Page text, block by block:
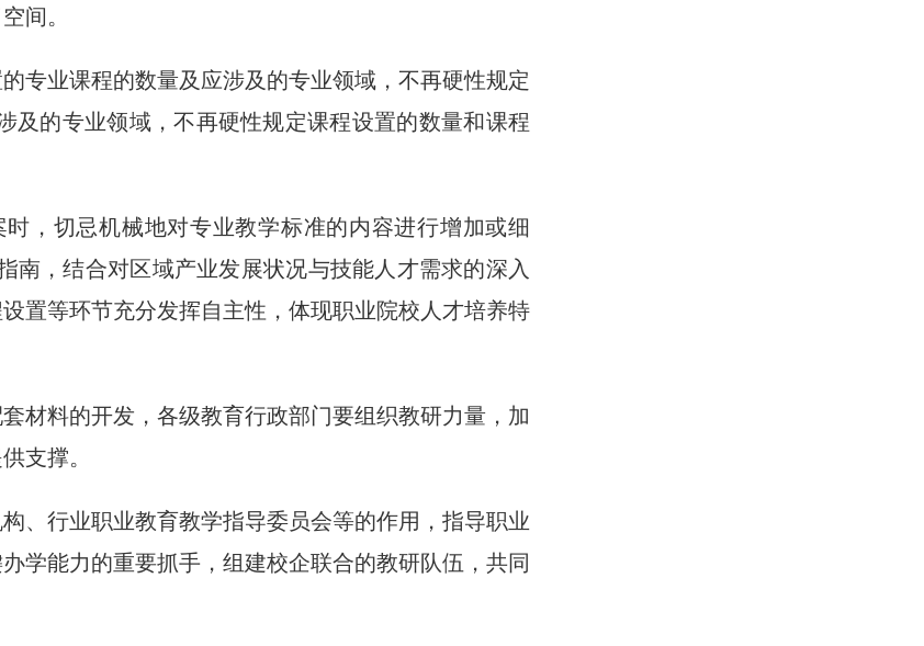
间。
业课程的数量及应涉及的专业领域，不再硬性规定
的专业领域，不再硬性规定课程设置的数量和课程
切忌机械地对专业教学标准的内容进行增加或细
南，结合对区域产业发展状况与技能人才需求的深入
置等环节充分发挥自主性，体现职业院校人才培养特
料的开发，各级教育行政部门要组织教研力量，加
支撑。
行业职业教育教学指导委员会等的作用，指导职业
学能力的重要抓手，组建校企联合的教研队伍，共同